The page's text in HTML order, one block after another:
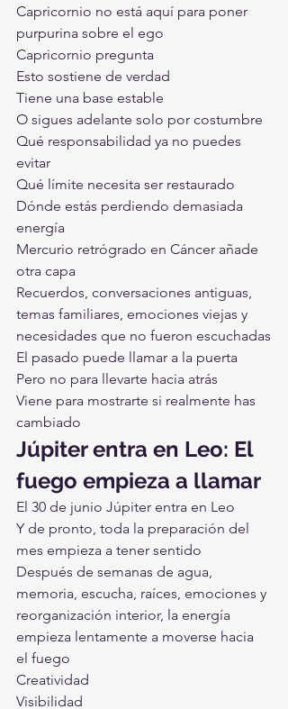
Capricornio no está aquí para poner
purpurina sobre el ego
Capricornio pregunta
Esto sostiene de verdad
Tiene una base estable
O sigues adelante solo por costumbre
Qué responsabilidad ya no puedes
evitar
Qué límite necesita ser restaurado
Dónde estás perdiendo demasiada
energía
Mercurio retrógrado en Cáncer añade
otra capa
Recuerdos, conversaciones antiguas,
temas familiares, emociones viejas y
necesidades que no fueron escuchadas
El pasado puede llamar a la puerta
Pero no para llevarte hacia atrás
Viene para mostrarte si realmente has
cambiado
Júpiter entra en Leo: El
fuego empieza a llamar
El 30 de junio Júpiter entra en Leo
Y de pronto, toda la preparación del
mes empieza a tener sentido
Después de semanas de agua,
memoria, escucha, raíces, emociones y
reorganización interior, la energía
empieza lentamente a moverse hacia
el fuego
Creatividad
Visibilidad